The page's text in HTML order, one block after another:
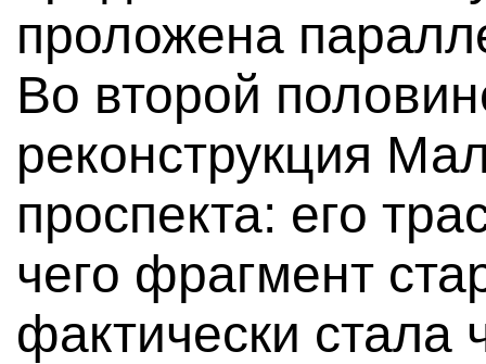
проложена
Во второй
реконструкция
проспекта: его
чего фрагмент
фактически стала